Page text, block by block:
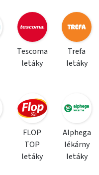
Tescoma
letáky
Trefa
letáky
FLOP
TOP
letáky
Alphega
lékárny
letáky